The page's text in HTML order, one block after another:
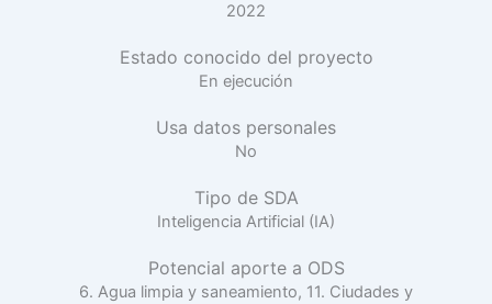
2022
Estado conocido del proyecto
En ejecución
Usa datos personales
No
Tipo de SDA
Inteligencia Artificial (IA)
Potencial aporte a ODS
6. Agua limpia y saneamiento, 11. Ciudades y